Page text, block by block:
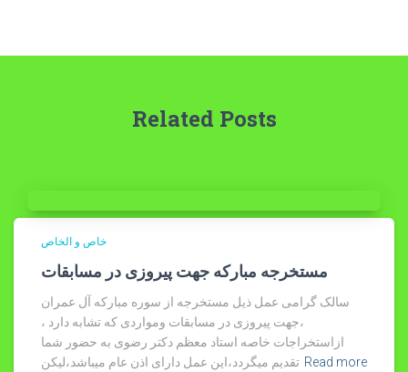
Related Posts
خاص و الخاص
مستخرجه مبارکه جهت پیروزی در مسابقات
سالک گرامی عمل ذیل مستخرجه از سوره مبارکه آل عمران
،جهت پیروزی در مسابقات ومواردی که تشابه دارد ،
ازاستخراجات خاصه استاد معظم دکتر رضوی به حضور شما
تقدیم میگردد،این عمل دارای اذن عام میباشد،لیکن Read more